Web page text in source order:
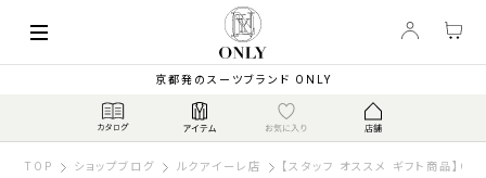
京都発のスーツブランド ONLY
TOP ショップブログ ルクアイーレ店 【スタッフ オススメ ギフト商品】